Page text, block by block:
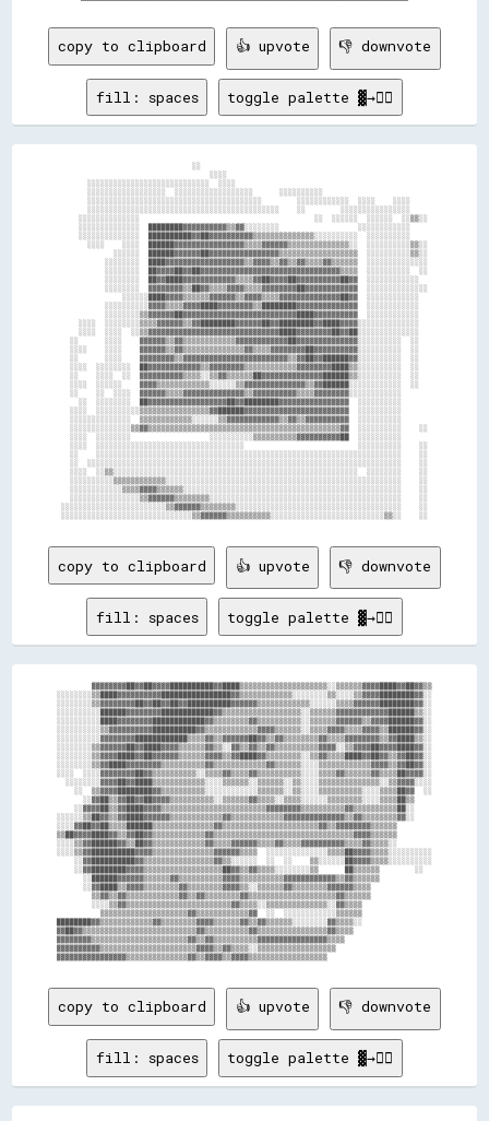
copy to clipboard 👍 upvote 👎 downvote
fill: spaces toggle palette ▓→✊🏽
                              ░░
                                  ░░░░
      ░░░░░░░░░░░░░░░░░░░░░░░░░░░░  ░░░░
      ░░░░░░░░░░░░░░░░░░  ░░░░░░░░░░░░░░░░░░      ░░░░░░░░░░
      ░░░░░░░░░░░░░░░░░░░░░░░░░░░░░░░░░░░░░░░░        ░░░░░░░░░░░░  ░░░░    ░░░░
      ░░░░░░░░░░░░░░░░░░░░░░░░░░░░░░░░░░░░░░░░░░░░    ░░        ░░░░░░░░░░░░░░░░
    ░░░░░░░░░░░░░░                                        ░░  ░░░░░░  ░░░░░░  ░░▒▒░░
    ░░░░░░░░░░░░░░  ████████▓▓▓▓▓▓▓▓▓▓▒▒▓▓░░░░░░░░                  ░░░░░░░░░░░░
    ░░░░░░░░░░░░░░  ██████████▓▓██▓▓▓▓▓▓▓▓▓▓▒▒▒▒▒▒▒▒▒▒▒▒▒▒░░░░░░░░░░  ░░░░░░░░░░
      ░░░░    ░░░░  ██████▓▓▓▓▓▓▓▓▓▓▓▓▓▓▓▓▒▒▒▒▓▓▓▓▓▓▒▒▒▒▒▒▒▒▒▒▒▒▒▒░░  ░░░░░░░░░░▒▒░░
            ░░░░░░  ██████▓▓▓▓▓▓██▓▓▓▓▓▓▓▓▓▓▓▓▓▓▓▓▒▒▒▒▒▒▒▒▒▒▒▒▒▒▒▒▒▒  ░░░░░░░░░░▒▒░░
          ░░░░░░░░  ████▓▓▓▓▓▓▓▓▓▓▓▓▓▓▓▓▓▓▒▒▓▓▓▓▒▒▓▓▒▒▓▓▒▒▒▒▓▓▒▒▒▒▒▒  ░░░░░░░░░░░░░░
          ░░░░░░░░  ██▓▓▓▓██▓▓██▓▓▓▓▓▓▓▓▓▓▓▓▓▓▓▓▓▓▓▓▓▓▓▓▓▓▓▓▓▓▓▓▒▒▒▒  ░░░░░░░░░░  ░░
          ░░░░░░░░  ██▓▓████▓▓▓▓▓▓▓▓▓▓▓▓▒▒▒▒▓▓██▓▓▓▓██▓▓▓▓▓▓▓▓▓▓██▓▓  ░░░░░░░░░░░░
          ░░░░░░░░  ▓▓▓▓▓▓▓▓▒▒██▓▓▒▒▒▒▓▓▓▓▒▒▒▒▓▓▓▓▓▓▓▓██▓▓▓▓▓▓▓▓▓▓▓▓  ░░░░░░░░░░░░░░
              ░░░░░░████▓▓▓▓▒▒▒▒▒▒▓▓▓▓▓▓▒▒▓▓▓▓▒▒▒▒▓▓▓▓▓▓▓▓▓▓▓▓▓▓██▓▓  ░░░░░░░░░░░░
          ░░░░░░░░░░▓▓▓▓▒▒▒▒▓▓▓▓████▓▓▓▓▓▓▓▓▒▒████████▓▓▓▓▓▓▓▓▓▓▓▓▓▓  ░░░░░░░░░░░░
          ░░░░░░░░▒▒▓▓▓▓▓▓██▓▓▓▓▓▓▓▓▓▓▓▓▓▓▓▓▓▓▓▓▓▓▓▓▓▓████▓▓▓▓▓▓▓▓▓▓  ░░░░░░░░░░░░
    ░░░░  ░░░░░░░░▒▒▒▒▓▓▓▓▓▓▒▒▓▓████████▓▓▓▓▓▓██▓▓████████▓▓████▓▓▓▓░░░░░░░░░░░░░░
    ░░░░  ░░░░  ░░▒▒▓▓▓▓▓▓▓▓▓▓▓▓▓▓▓▓▓▓▓▓▓▓▓▓▓▓▓▓▓▓████▓▓▓▓▓▓▓▓██▓▓██░░░░░░░░░░░░░░
  ░░      ░░░░    ▓▓▓▓▓▓▒▒▓▓▒▒▒▒▒▒▒▒▒▒▒▒▓▓▓▓▓▓▓▓▓▓▓▓██▓▓▓▓▓▓▓▓▓▓▓▓▓▓░░░░░░░░░░  ░░
  ░░░░    ░░░░    ▓▓▓▓▓▓▒▒▓▓▒▒▒▒▒▒▒▒▒▒▒▒▒▒▓▓▒▒▒▒▓▓▓▓▓▓▓▓██▓▓▓▓▓▓▓▓▓▓░░░░░░░░░░  ░░
  ░░      ░░░░    ▓▓▓▓▓▓▓▓▒▒▓▓▓▓▓▓▓▓▓▓▓▓▓▓▓▓▓▓▓▓▓▓▓▓▒▒▓▓██▓▓██████▓▓░░░░░░░░░░  ░░
  ░░░░  ░░░░░░░░  ██▓▓▓▓▓▓▓▓▓▓▓▓▒▒▓▓▓▓▓▓▓▓▒▒▒▒▒▒▒▒▒▒▒▒▓▓▓▓▓▓▓▓████▒▒░░░░░░░░░░  ░░
  ░░    ░░░░  ░░  ▓▓▓▓▓▓▓▓▓▓▒▒▒▒░░▒▒▓▓▒▒▒▒▒▒██▓▓▓▓▓▓▓▓▓▓▓▓▓▓██████▒▒░░░░░░░░░░  ░░
  ░░░░  ░░░░░░    ▓▓▓▓▒▒▒▒▒▒▒▒▒▒▒▒░░░░░░▒▒▓▓▓▓▓▓▓▓▓▓▓▓▓▓▒▒▓▓██████░░░░░░░░░░░░  ░░
  ░░    ░░  ░░░░  ▓▓▓▓▓▓▒▒▒▒▓▓▓▓▓▓▓▓▓▓▓▓▓▓▒▒▓▓▓▓▓▓▓▓▓▓▒▒▒▒▓▓▓▓▓▓▓▓░░░░░░░░░░░░
    ░░  ░░░░░░░░  ██▓▓▓▓▓▓▓▓▓▓▓▓▓▓▓▓▓▓██▓▓████████▓▓▓▓▓▓▓▓▓▓▓▓▓▓▓▓  ░░░░░░░░░░
  ░░░░  ░░░░░░░░░░▒▒▒▒▒▒▒▒▒▒▒▒▒▒▒▒▓▓██████▓▓▓▓▓▓▓▓▓▓▓▓▓▓▓▓▓▓▓▓▓▓▓▓  ░░░░░░░░░░
  ░░░░░░░░░░░░░░  ▒▒▒▒▒▒▒▒▒▒▒▒░░░░░░▒▒▓▓▓▓▓▓▓▓▓▓▓▓▒▒▓▓▒▒▓▓▓▓▓▓▓▓▓▓  ░░░░░░░░░░
  ░░░░░░░░░░░░░░▒▒▓▓▒▒▒▒▒▒▒▒▒▒▒▒▒▒▒▒▒▒▒▒▒▒▒▒▒▒▒▒▒▒▒▒▒▒▒▒▒▒▒▒▒▒▒▒▓▓  ░░░░░░░░░░    ░░
  ░░░░  ░░░░░░░░                  ░░░░░░░░░░▒▒▒▒▒▒▒▒▒▒▓▓▓▓▓▓▓▓▓▓██  ░░░░░░░░░░
  ░░░░  ░░░░░░░░░░░░░░░░░░░░░░░░░░░░░░░░░░                          ░░░░░░░░░░    ░░
  ░░    ░░░░░░░░░░░░░░░░░░░░░░░░░░░░░░░░░░░░░░░░░░░░░░░░░░░░░░░░░░░░░░░░░░░░░░    ░░
  ░░  ░░░░░░░░░░░░░░░░░░░░░░░░░░░░░░░░░░░░░░░░░░░░░░░░░░░░░░░░░░░░░░░░░░░░░░░░    ░░
  ░░░░  ░░▒▒░░░░░░░░░░░░░░░░░░░░░░░░░░░░░░░░░░░░░░░░░░░░░░░░░░░░░░░░  ░░░░░░░░    ░░
  ░░░░░░░░░░▒▒▒▒▒▒▒▒▒▒▒▒░░░░░░░░░░░░░░░░░░░░░░░░░░░░░░░░░░░░░░░░░░░░░░░░░░░░░░    ░░
  ░░░░░░░░░░░░▒▒▒▒▓▓▓▓▒▒▒▒▒▒░░░░░░░░░░░░░░░░░░░░░░░░░░░░░░░░░░░░░░░░░░░░░░░░░░    ░░
  ░░░░░░░░░░░░░░░░▒▒▓▓▓▓▓▓▒▒▒▒▒▒▒▒░░░░░░░░░░░░░░░░░░░░░░░░░░░░░░░░░░░░░░░░░░░░    ░░
░░░░░░░░░░░░░░░░░░░░░░░░▒▒▓▓▓▓▓▓▒▒▒▒▒▒▒▒░░░░░░░░░░░░░░░░░░░░░░░░░░░░░░░░░░░░░░    ░░
copy to clipboard 👍 upvote 👎 downvote
fill: spaces toggle palette ▓→✊🏽
        ▓▓▓▓▓▓▓▓██▓▓██▓▓▓▓██████████▓▓████▒▒▒▒▒▒▒▒▒▒▒▒▒▒▒▒▒▒▒▒░░▒▒▒▒▒▒▓▓▓▓████▓▓██▓▓▒▒
░░░░░░░░▒▒████▓▓▓▓▓▓▓▓▓▓████████████████▓▓▒▒▒▒▒▒▒▒▒▒▒▒░░░░░░░░▒▒░░░░▒▒▓▓▓▓████████▓▓░░
░░░░░░░░▒▒▓▓▓▓▓▓▓▓██▓▓██▓▓██▓▓██████████▓▓▓▓▓▓▒▒▒▒▒▒▒▒▒▒▒▒░░░░░░▒▒▒▒▓▓▓▓▓▓████████▓▓░░
░░░░░░░░░░██████▓▓▓▓▓▓▓▓████████████▓▓▒▒▒▒▒▒▒▒▒▒▒▒▒▒▒▒▒▒░░▒▒▒▒▒▒▓▓▓▓▓▓▓▓▓▓▓▓██████▒▒░░
░░░░░░░░░░████▓▓▓▓▓▓▓▓████████████▓▓▒▒▒▒▒▒▒▒▓▓▒▒▒▒▒▒▒▒▒▒░░▒▒▒▒▒▒▓▓▓▓▓▓▒▒▓▓▓▓██████▓▓░░
░░░░░░░░░░▒▒▓▓▓▓▓▓▓▓▓▓██████████▓▓▒▒▒▒▒▒▒▒▒▒▒▒▓▓▓▓▒▒▒▒▒▒░░▒▒▒▒▓▓▓▓▒▒▒▒▓▓▓▓▒▒██████▓▓░░
░░░░░░░░░░▓▓▓▓▓▓▓▓████████████▒▒▒▒▓▓▒▒▓▓▓▓▓▓██▓▓▒▒▓▓▒▒▒▒▒▒▒▒▓▓▒▒▒▒▓▓▓▓▓▓▓▓▒▒▓▓████▒▒░░
░░░░░░░░▒▒▓▓▓▓▓▓██▓▓████▓▓▓▓▒▒▒▒▒▒▓▓▒▒░░▓▓▒▒▓▓▒▒▓▓▒▒▒▒▒▒▒▒▒▒▓▓▓▓░░▒▒▓▓▓▓██▓▓▓▓████▓▓░░
░░░░░░░░▒▒▓▓▓▓████▓▓██▓▓▓▓▓▓▒▒▒▒▒▒▓▓▓▓▒▒▓▓████▓▓▒▒▒▒▒▒▒▒░░▒▒▓▓▒▒▒▒████▓▓██▓▓▒▒▓▓██▓▓░░
░░░░░░░░▒▒▓▓████▓▓▓▓▓▓▓▓▒▒▒▒▒▒▒▒▒▒▓▓▒▒▒▒▒▒▒▒▒▒▒▒▓▓▒▒▒▒▒▒░░░░▒▒▒▒▒▒▒▒▒▒▒▒▓▓▓▓▒▒▓▓██▓▓░░
░░░░  ░░░░▓▓▓▓▓▓▓▓██▓▓▒▒▒▒▒▒▒▒▒▒░░▒▒▒▒▓▓▒▒▒▒▓▓▒▒▒▒▒▒▒▒▒▒░░░░▒▒▒▒▓▓▒▒▒▒▒▒▓▓▒▒▒▒██▓▓▓▓░░
  ░░░░░░░░▓▓▓▓██▓▓████▒▒▒▒▒▒▒▒▒▒▒▒░░░░▒▒▒▒▒▒░░▒▒▒▒▒▒░░▒▒░░░░▒▒▒▒▒▒▒▒▒▒▒▒▒▒░░▒▒▓▓▓▓░░░░
    ░░  ▒▒▓▓▓▓████████▓▓▒▒▒▒▒▒▒▒▒▒░░░░░░░░░░░░▒▒▒▒▒▒░░▒▒░░░░▒▒▒▒▒▒▒▒▒▒░░░░▒▒▒▒██▓▓  ░░
      ░░▓▓██▒▒▓▓██▓▓██▓▓▓▓▒▒▒▒▒▒▒▒▒▒░░▒▒▒▒▒▒▓▓▒▒▒▒░░▒▒▒▒░░░░░░▒▒▒▒▒▒▒▒░░░░▒▒▒▒██▒▒
    ░░▓▓▓▓██▒▒▓▓████▓▓▓▓▒▒▒▒▒▒▒▒▒▒▒▒▒▒▒▒▒▒▒▒▒▒▒▒▓▓▓▓▓▓▓▓▒▒▒▒▒▒▒▒▒▒▓▓▒▒▒▒▒▒▒▒▒▒██░░
░░░░░░▒▒██▓▓▒▒▓▓████▓▓▓▓▓▓▒▒▒▒▒▒▒▒▒▒▒▒▓▓▒▒▒▒▒▒▒▒▒▒▒▒▓▓▓▓▓▓▓▓▓▓▓▓▓▓▒▒▓▓▒▒▒▒▒▒▒▒▓▓░░
░░░░▓▓██▓▓██▒▒▒▒██████▒▒▒▒▒▒▒▒▒▒▒▒▒▒▓▓▒▒▒▒▒▒▒▒▒▒▒▒▒▒▒▒▒▒▒▒▒▒▓▓▒▒▓▓▓▓▓▓▓▓▒▒▒▒▒▒
▒▒██▓▓▓▓████▓▓▒▒▓▓██▓▓▒▒▒▒▒▒▒▒▒▒▒▒▓▓▒▒▒▒▒▒▒▒▒▒▒▒▒▒▒▒▒▒▒▒▒▒▒▒▒▒▒▒▒▒▒▒▓▓▓▓▒▒▒▒▒▒
░░░░▒▒▓▓██████▓▓▒▒██▓▓▒▒▒▒▒▒▒▒▒▒▒▒▓▓▒▒▒▒▓▓▓▓▓▓▒▒▒▒▓▓▒▒▒▒▓▓▓▓▓▓▓▓▓▓▒▒▒▒▓▓▒▒▒▒░░
░░░░▒▒▓▓██████████▓▓▓▓▒▒▒▒▒▒▒▒▒▒▒▒▒▒▓▓▓▓▓▓▒▒▒▒  ░░░░░░░░░░░░░░▒▒▒▒██▓▓▓▓▒▒▒▒░░░░░░░░░░
    ░░▓▓██████████▓▓▒▒▒▒▒▒▒▒▒▒▒▒▒▒▒▒▓▓▒▒░░░░░░  ░░  ░░    ▒▒░░░░░░██▓▓▓▓▒▒▒▒░░░░░░░░░░
    ░░▓▓████████▓▓▓▓▒▒▒▒▒▒▒▒▒▒▒▒▒▒▒▒▒▒██▓▓▒▒▓▓▒▒▒▒░░░░░░░░▒▒      ██▒▒▒▒▒▒        ░░
      ░░██████▓▓▓▓▓▓▒▒▒▒▒▒▓▓▒▒▒▒▒▒▒▒▒▒▓▓▓▓▒▒▒▒▒▒▒▒▒▒▓▓▓▓▓▓▓▓▓▓▓▓▒▒▓▓▒▒▒▒▒▒
      ░░▓▓████▒▒▓▓▓▓▒▒▒▒▒▒▒▒▓▓▒▒▒▒▒▒▒▒▓▓▓▓▒▒░░▒▒▒▒▒▒▓▓▒▒▒▒▒▒▒▒▓▓▓▓▓▓▒▒▒▒
        ▒▒▓▓▒▒▓▓▒▒▒▒▒▒▒▒▒▒▒▒▓▓▒▒▓▓▒▒▒▒▒▒▒▒▓▓▒▒▒▒▒▒▒▒▒▒▒▒▒▒▒▒▒▒▒▒▓▓▒▒▒▒▒▒
        ░░░░▒▒▓▓▒▒▒▒▒▒▒▒▒▒▒▒▒▒▒▒▒▒▒▒▒▒▒▒▓▓▒▒▒▒░░▒▒▒▒▒▒▒▒▒▒▒▒▒▒░░▓▓▒▒▒▒
          ▒▒▒▒▒▒▒▒▒▒▒▒▒▒▒▒▒▒▒▒▓▓▒▒▒▒▒▒▒▒▒▒▒▒▓▓  ░░  ░░░░░░░░░░░░▒▒▒▒▒▒
████████▓▓▒▒▒▒▒▒▒▒▒▒▒▒▓▓▒▒▒▒▒▒▒▒▓▓▓▓▒▒▒▒▒▒▓▓▒▒▓▓▒▒▒▒▒▒░░░░░░░░▓▓▒▒▒▒░░
▓▓██▓▓▒▒▒▒▒▒▒▒▒▒▒▒▒▒▒▒▒▒▒▒▒▒▒▒▒▒▓▓▒▒▒▒▒▒▒▒▒▒▓▓▒▒▒▒▒▒▒▒▒▒▒▒▒▒▒▒▓▓▒▒▒▒
▓▓▓▓▓▓▓▓▒▒▒▒▒▒▒▒▒▒▒▒▒▒▒▒▒▒▒▒▒▒▓▓▒▒▓▓▒▒▒▒▒▒▒▒▒▒▓▓▓▓▓▓▓▓▓▓▓▓▓▓▓▓▒▒▒▒
▓▓▓▓▓▓▓▓▓▓▒▒▒▒▒▒▒▒▒▒▒▒▒▒▒▒▒▒▒▒▒▒▓▓▓▓▒▒▓▓▒▒▒▒░░▒▒▒▒▒▒▒▒▒▒▒▒▒▒▒▒▒▒
copy to clipboard 👍 upvote 👎 downvote
fill: spaces toggle palette ▓→✊🏽